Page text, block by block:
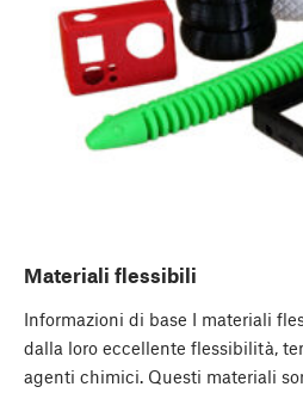
Materiali flessibili
Informazioni di base I materiali
dalla loro eccellente flessibilità,
agenti chimici. Questi materiali